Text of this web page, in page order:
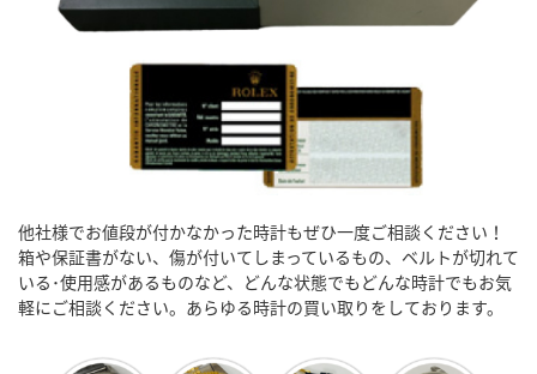
他社様でお値段が付かなかった時計もぜひ一度ご相談ください！
箱や保証書がない、傷が付いてしまっているもの、ベルトが切れて
いる･使用感があるものなど、どんな状態でもどんな時計でもお気
軽にご相談ください。あらゆる時計の買い取りをしております。